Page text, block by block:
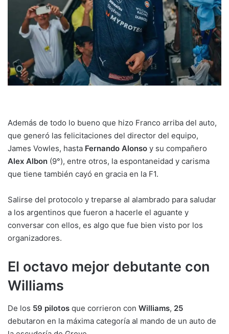
Además de todo lo bueno que hizo Franco arriba del auto,
que generó las felicitaciones del director del equipo,
James Vowles, hasta Fernando Alonso y su compañero
Alex Albon (9°), entre otros, la espontaneidad y carisma
que tiene también cayó en gracia en la F1.
Salirse del protocolo y treparse al alambrado para saludar
a los argentinos que fueron a hacerle el aguante y
conversar con ellos, es algo que fue bien visto por los
organizadores.
El octavo mejor debutante con
Williams
De los 59 pilotos que corrieron con Williams, 25
debutaron en la máxima categoría al mando de un auto de